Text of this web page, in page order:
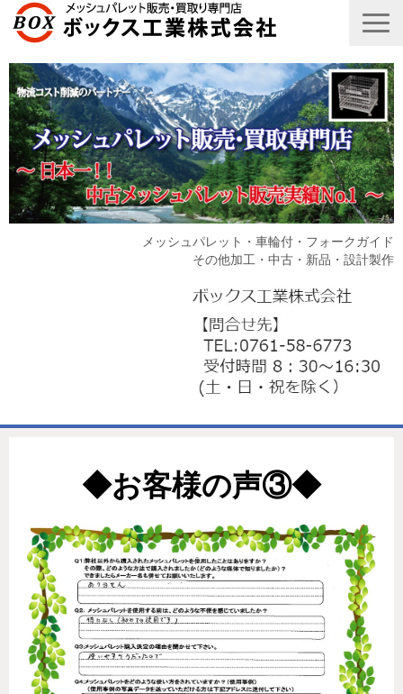
メッシュパレット・車輪付・フォークガイド
その他加工・中古・新品・設計製作
商品一覧表
製造工場
代理店募集
会社情報
お問い合わせ
◆お客様の声③◆